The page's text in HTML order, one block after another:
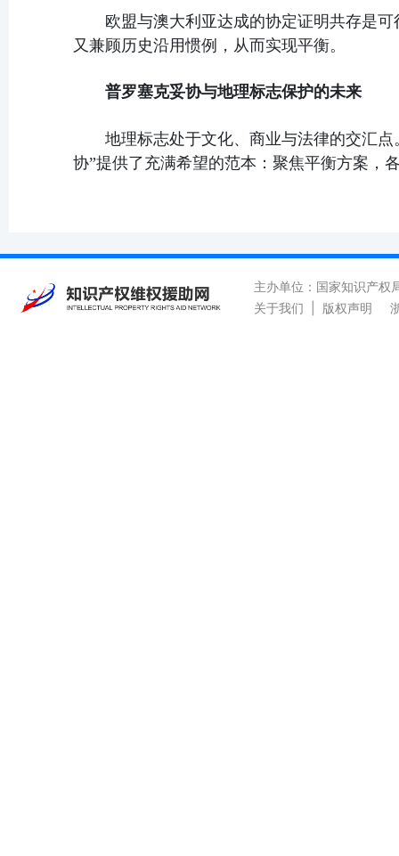
欧盟与澳大利亚达成的协定证明共存是
又兼顾历史沿用惯例，从而实现平衡。
普罗塞克妥协与地理标志保护的未来
地理标志处于文化、商业与法律的交汇
协”提供了充满希望的范本：聚焦平衡方案，
主办单位：国家知识产
关于我们
版权声明